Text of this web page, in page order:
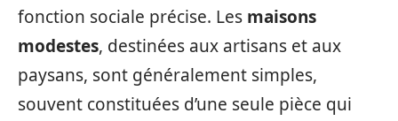
fonction sociale précise. Les maisons
modestes, destinées aux artisans et aux
paysans, sont généralement simples,
souvent constituées d’une seule pièce qui